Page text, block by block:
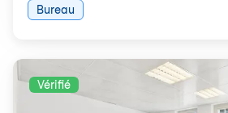
Bureau
Vérifié